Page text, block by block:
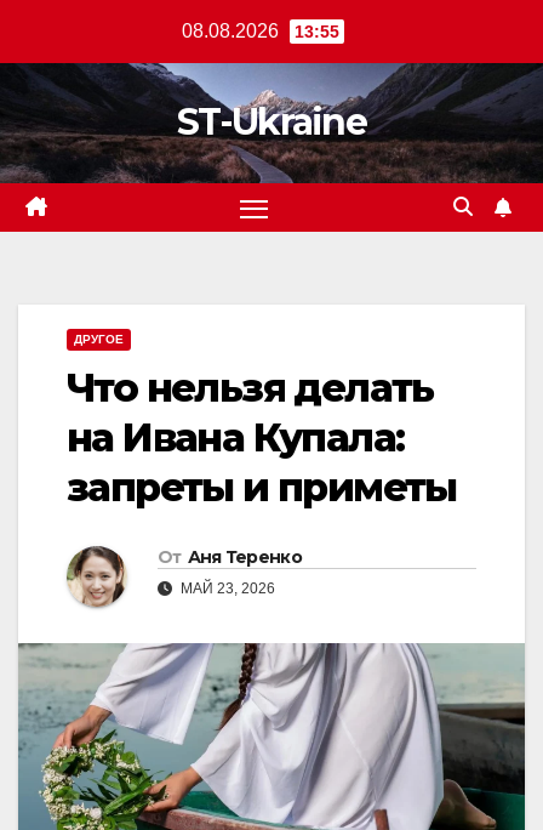
содержанию
08.08.2026 13:55
ST-Ukraine
ДРУГОЕ
Что нельзя делать
на Ивана Купала:
запреты и приметы
От Аня Теренко
МАЙ 23, 2026